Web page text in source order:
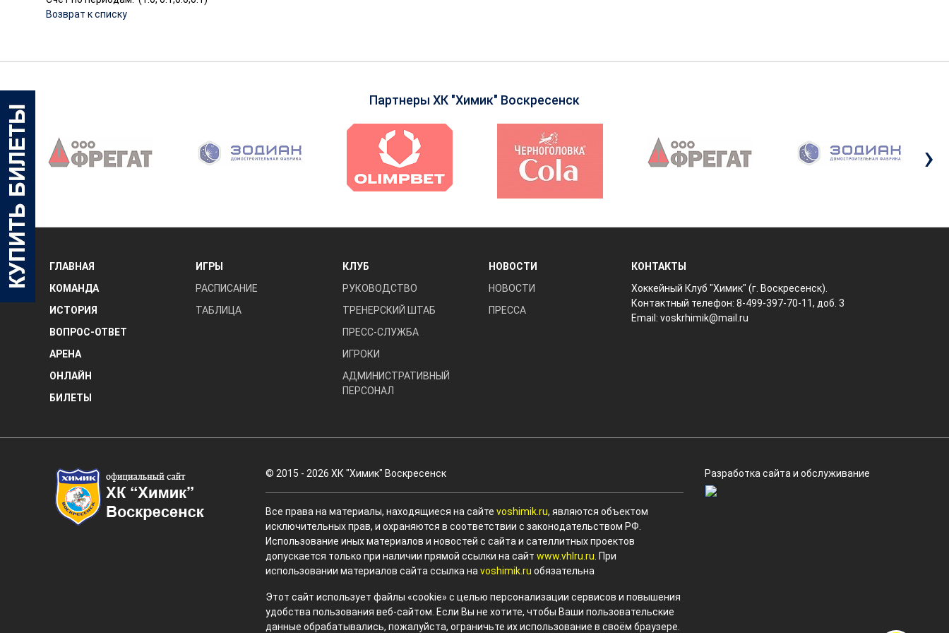
Возврат к списку
Партнеры ХК "Химик" Воскресенск
‹ ›
ГЛАВНАЯ
КОМАНДА
ИСТОРИЯ
ВОПРОС-ОТВЕТ
АРЕНА
ОНЛАЙН
БИЛЕТЫ
ИГРЫ
РАСПИСАНИЕ
ТАБЛИЦА
КЛУБ
РУКОВОДСТВО
ТРЕНЕРСКИЙ ШТАБ
ПРЕСС-СЛУЖБА
ИГРОКИ
АДМИНИСТРАТИВНЫЙ
ПЕРСОНАЛ
НОВОСТИ
НОВОСТИ
ПРЕССА
КОНТАКТЫ
Хоккейный Клуб "Химик" (г. Воскресенск).
Контактный телефон: 8-499-397-70-11, доб. 3
Email:voskrhimik@mail.ru
© 2015 - 2026 ХК "Химик" Воскресенск
Все права на материалы, находящиеся на сайте voshimik.ru, являются объектом
исключительных прав, и охраняются в соответствии с законодательством РФ.
Использование иных материалов и новостей с сайта и сателлитных проектов
допускается только при наличии прямой ссылки на сайт www.vhlru.ru . При
использовании материалов сайта ссылка на voshimik.ru обязательна
Этот сайт использует файлы «cookie» с целью персонализации сервисов и повышения
удобства пользования веб-сайтом. Если Вы не хотите, чтобы Ваши пользовательские
данные обрабатывались, пожалуйста, ограничьте их использование в своём браузере.
Разработка сайта и обслуживание